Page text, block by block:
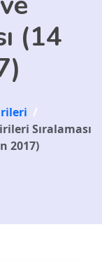
(14
/
Sıralaması
2017)